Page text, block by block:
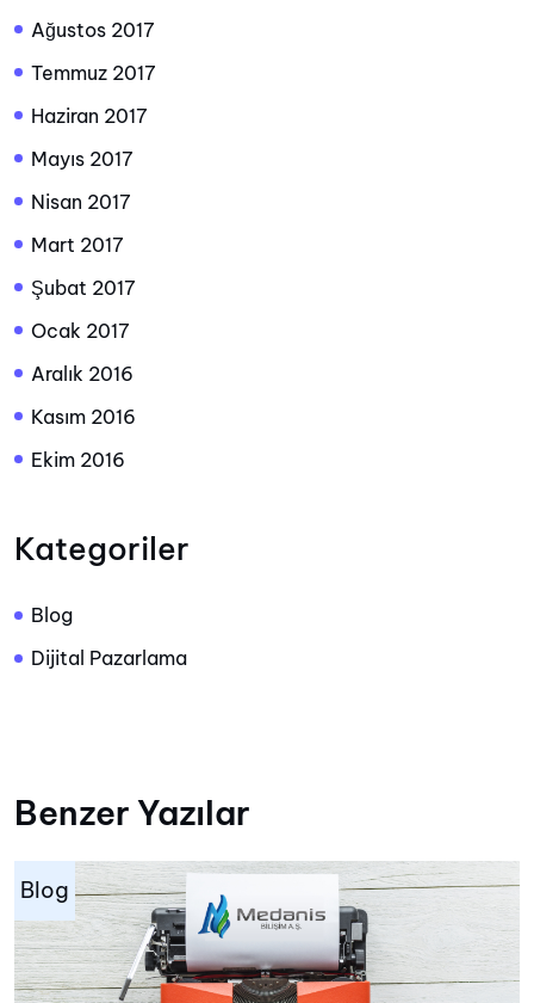
Ağustos 2017
Temmuz 2017
Haziran 2017
Mayıs 2017
Nisan 2017
Mart 2017
Şubat 2017
Ocak 2017
Aralık 2016
Kasım 2016
Ekim 2016
Kategoriler
Blog
Dijital Pazarlama
Benzer Yazılar
Blog